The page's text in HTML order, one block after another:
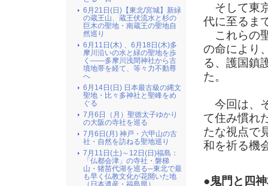
そして東
代に至るま
これらの
の命により
る、護国鎮
た。
今回は、
て住み慣れ
たな視点で
和を祈る機
●鬼門と四
6月21日(日)【東北/宮城】新緑
の蔵王山、蔵王伏流水と杉の
巨木の聖地・南蔵王の聖地自
然巡り
6月11日(木) 、6月18日(木)多
摩川沿いの水と緑の聖地を歩
く――多摩川浅間神社から古
墳地帯を経て、等々力不動尊
へ
6月14日(日) 日本最古級の縄文
聖地・比々多神社と聖峰をめ
ぐる
7月6日（月）聖徳太子ゆかり
の大阪の寺社を巡る
7月6日(月) 神戸・六甲山の古
社・自然を訪ねる聖地巡り
7月11日(土)～12日(日)福島：
「仏都会津」の寺社・磐梯
山・猪苗代湖を巡る─東北で最
も早く仏教文化が花開いた地
（日本遺産・福島県）